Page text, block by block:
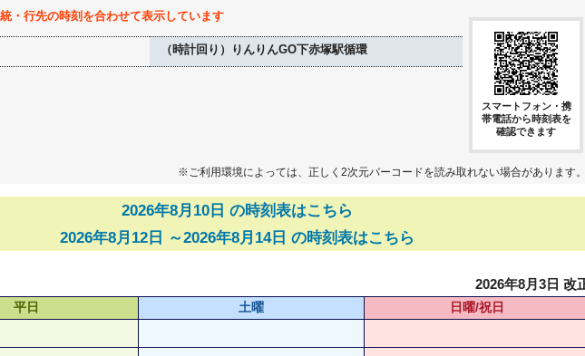
・行先の時刻を合わせて表示しています
（時計回り）りんりんGO下赤塚駅循環
スマートフォン・携
帯電話から時刻表を
確認できます
※ご利用環境によっては、正しく2次元バーコードを読み取れない場合があります。
2026年8月10日 の時刻表はこちら
2026年8月12日 ～2026年8月14日 の時刻表はこちら
2026年8月3日 改
平日 土曜
日曜/祝日